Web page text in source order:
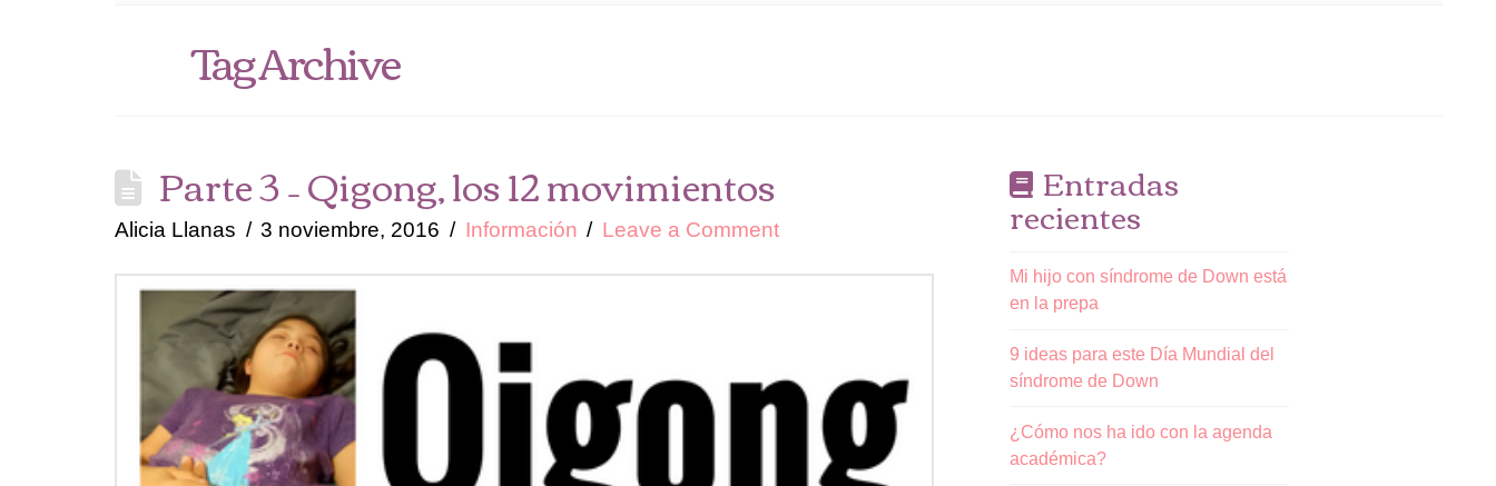
Tag Archive
Parte 3 – Qigong, los 12 movimientos
Alicia Llanas 3 noviembre, 2016 Información Leave a Comment
Entradas
recientes
Mi hijo con síndrome de Down está
en la prepa
9 ideas para este Día Mundial del
síndrome de Down
¿Cómo nos ha ido con la agenda
académica?